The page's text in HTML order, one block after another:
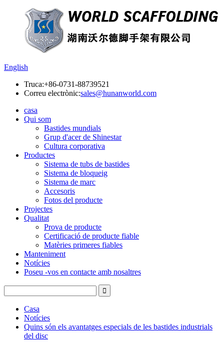
English
Truca:+86-0731-88739521
Correu electrònic:sales@hunanworld.com
casa
Qui som
Bastides mundials
Grup d'acer de Shinestar
Cultura corporativa
Productes
Sistema de tubs de bastides
Sistema de bloqueig
Sistema de marc
Accesoris
Fotos del producte
Projectes
Qualitat
Prova de producte
Certificació de producte fiable
Matèries primeres fiables
Manteniment
Notícies
Poseu -vos en contacte amb nosaltres
Casa
Notícies
Quins són els avantatges especials de les bastides industrials
del disc